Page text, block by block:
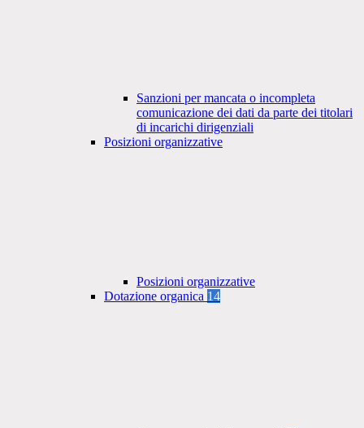
Sanzioni per mancata o incompleta
comunicazione dei dati da parte dei titolari
di incarichi dirigenziali
Posizioni organizzative
Posizioni organizzative
Dotazione organica 14